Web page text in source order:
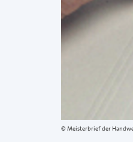
Meisterbrief der